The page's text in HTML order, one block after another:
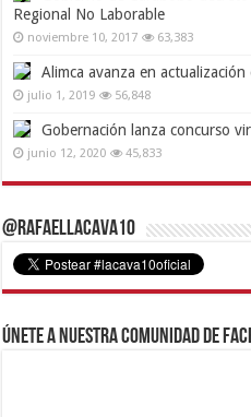
Regional No Laborable
noviembre 10, 2017 63,383
Alimca avanza en
julio 1, 2019 56,848
Gobernación lanza concurso
junio 12, 2020 45,833
@RafaelLacava10
Únete a nuestra comunidad de